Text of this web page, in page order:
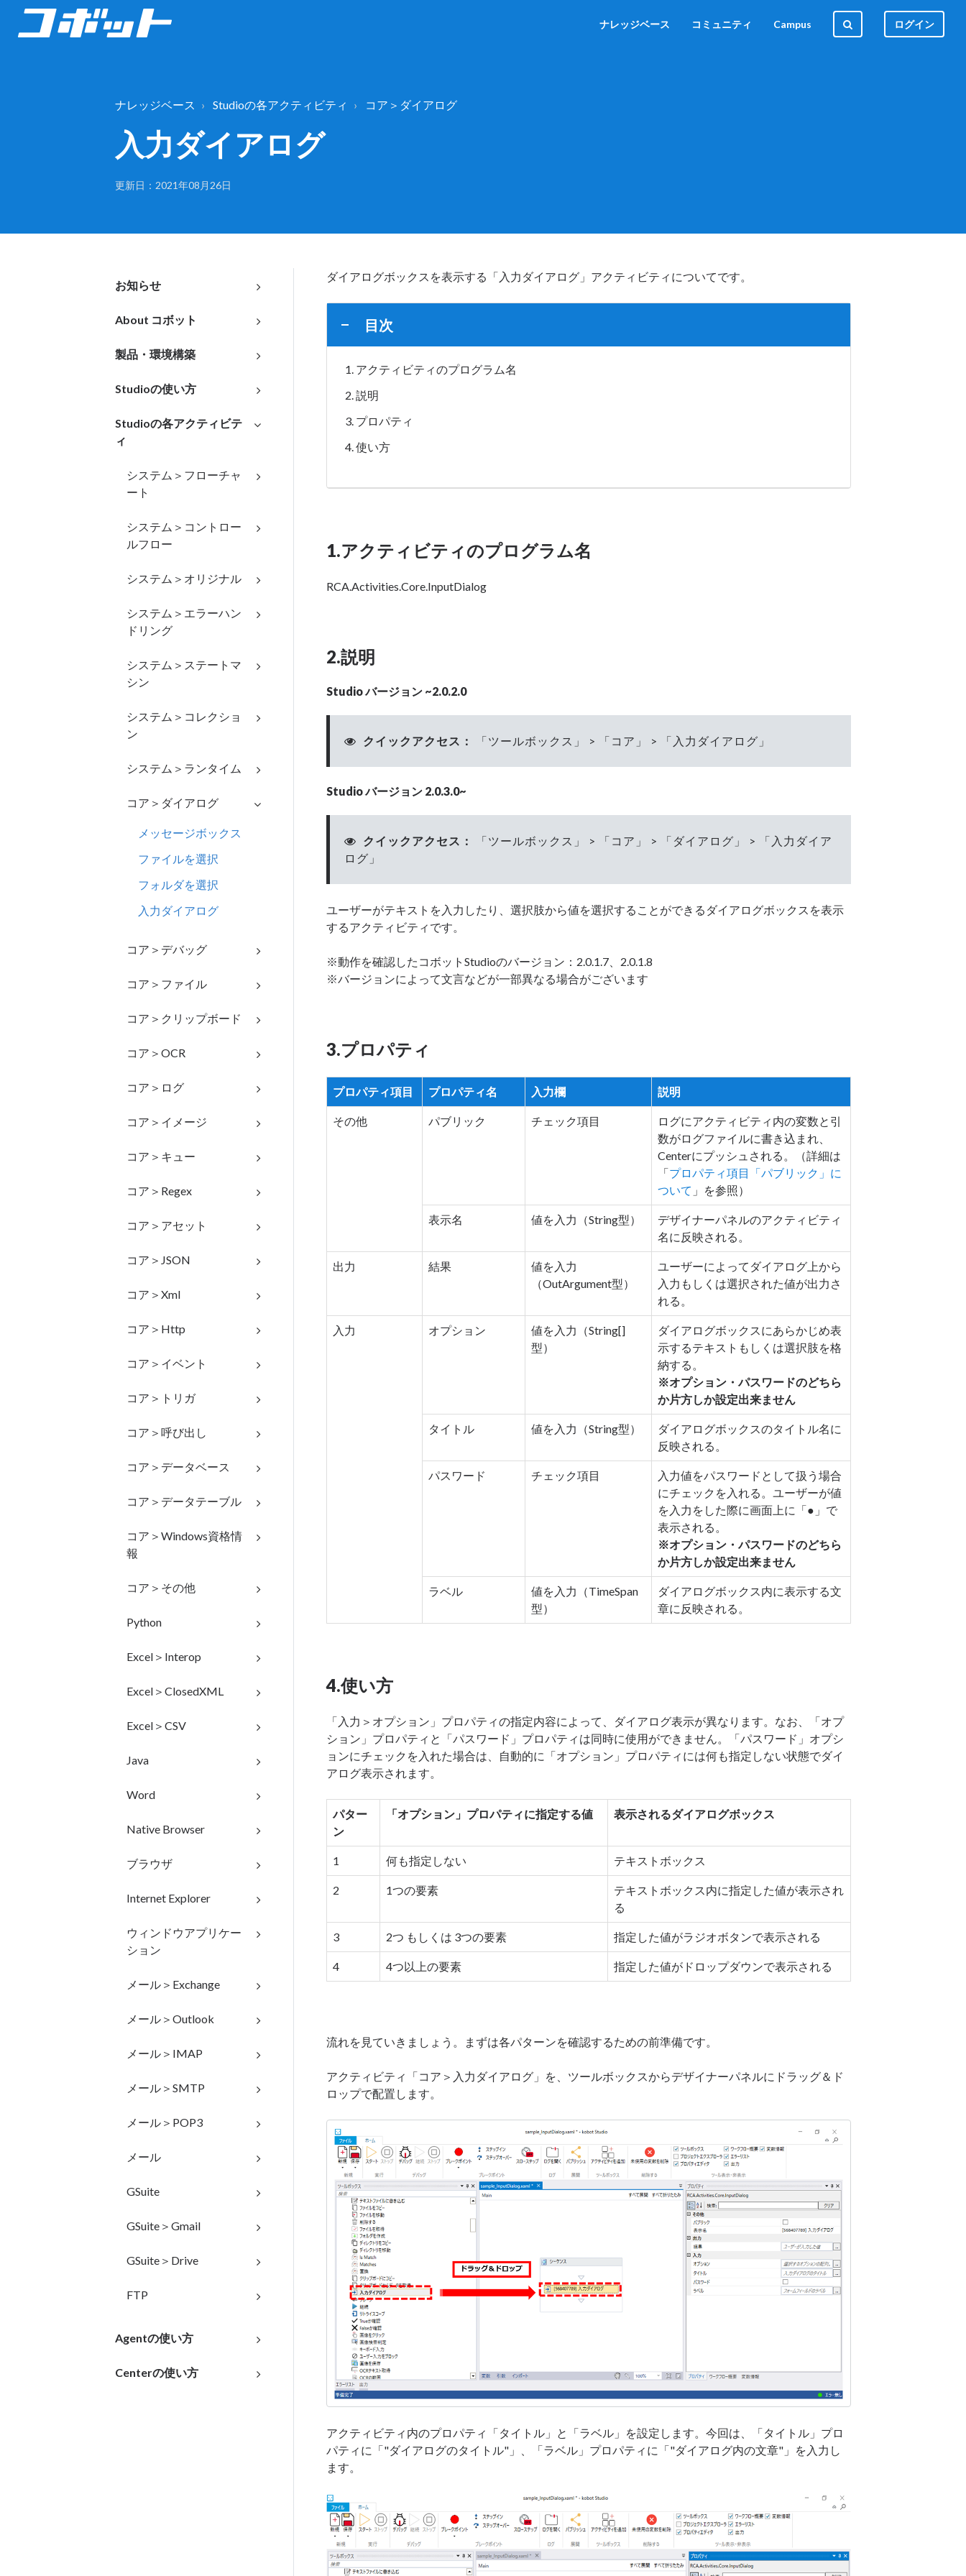
ナレッジベース コミュニティ Campus ログイン
ナレッジベース Studioの各アクティビティ コア＞ダイアログ
入力ダイアログ
更新日：2021年08月26日
お知らせ
About コボット
製品・環境構築
Studioの使い方
Studioの各アクティビテ
ィ
システム＞フローチャ
ート
システム＞コントロー
ルフロー
システム＞オリジナル
システム＞エラーハン
ドリング
システム＞ステートマ
シン
システム＞コレクショ
ン
システム＞ランタイム
コア＞ダイアログ
メッセージボックス
ファイルを選択
フォルダを選択
入力ダイアログ
コア＞デバッグ
コア＞ファイル
コア＞クリップボード
コア＞OCR
コア＞ログ
コア＞イメージ
コア＞キュー
コア＞Regex
コア＞アセット
コア＞JSON
コア＞Xml
コア＞Http
コア＞イベント
コア＞トリガ
コア＞呼び出し
コア＞データベース
コア＞データテーブル
コア＞Windows資格情
報
コア＞その他
Python
Excel＞Interop
Excel＞ClosedXML
Excel＞CSV
Java
Word
Native Browser
ブラウザ
Internet Explorer
ウィンドウアプリケー
ション
メール＞Exchange
メール＞Outlook
メール＞IMAP
メール＞SMTP
メール＞POP3
メール
GSuite
GSuite＞Gmail
GSuite＞Drive
FTP
Agentの使い方
Centerの使い方
ダイアログボックスを表示する「入力ダイアログ」アクティビティについてです。
目次
アクティビティのプログラム名
説明
プロパティ
使い方
1.アクティビティのプログラム名
RCA.Activities.Core.InputDialog
2.説明
Studio バージョン ~2.0.2.0
クイックアクセス： 「ツールボックス」 > 「コア」 > 「入力ダイアログ」
Studio バージョン 2.0.3.0~
クイックアクセス：
「ツールボックス」 > 「コア」 > 「ダイアログ」 > 「入力ダイア
ログ」
ユーザーがテキストを入力したり、選択肢から値を選択することができるダイアログボックスを表示
するアクティビティです。
※動作を確認したコボットStudioのバージョン：2.0.1.7、2.0.1.8
※バージョンによって文言などが一部異なる場合がございます
3.プロパティ
プロパティ項目 プロパティ名 入力欄 説明
その他 パブリック チェック項目
ログにアクティビティ内の変数と引
数がログファイルに書き込まれ、
Centerにプッシュされる。（詳細は
「プロパティ項目「パブリック」に
ついて 」を参照）
表示名 値を入力（String型）
デザイナーパネルのアクティビティ
名に反映される。
出力 結果
値を入力
（OutArgument型）
ユーザーによってダイアログ上から
入力もしくは選択された値が出力さ
れる。
入力 オプション
値を入力（String[]
型）
ダイアログボックスにあらかじめ表
示するテキストもしくは選択肢を格
納する。
※オプション・パスワードのどちら
か片方しか設定出来ません
タイトル 値を入力（String型）
ダイアログボックスのタイトル名に
反映される。
パスワード チェック項目
入力値をパスワードとして扱う場合
にチェックを入れる。ユーザーが値
を入力をした際に画面上に「●」で
表示される。
※オプション・パスワードのどちら
か片方しか設定出来ません
ラベル
値を入力（TimeSpan
型）
ダイアログボックス内に表示する文
章に反映される。
4.使い方
「入力＞オプション」プロパティの指定内容によって、ダイアログ表示が異なります。なお、「オプ
ション」プロパティと「パスワード」プロパティは同時に使用ができません。「パスワード」オプシ
ョンにチェックを入れた場合は、自動的に「オプション」プロパティには何も指定しない状態でダイ
アログ表示されます。
パター
ン
「オプション」プロパティに指定する値 表示されるダイアログボックス
1 何も指定しない テキストボックス
2 1つの要素
テキストボックス内に指定した値が表示され
る
3 2つ もしくは 3つの要素 指定した値がラジオボタンで表示される
4 4つ以上の要素 指定した値がドロップダウンで表示される
流れを見ていきましょう。まずは各パターンを確認するための前準備です。
アクティビティ「コア＞入力ダイアログ」を、ツールボックスからデザイナーパネルにドラッグ＆ド
ロップで配置します。
アクティビティ内のプロパティ「タイトル」と「ラベル」を設定します。今回は、「タイトル」プロ
パティに「"ダイアログのタイトル"」、「ラベル」プロパティに「"ダイアログ内の文章"」を入力し
ます。